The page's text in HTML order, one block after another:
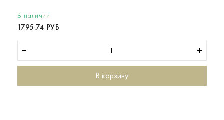
В наличии
1795.74 РУБ
В корзину